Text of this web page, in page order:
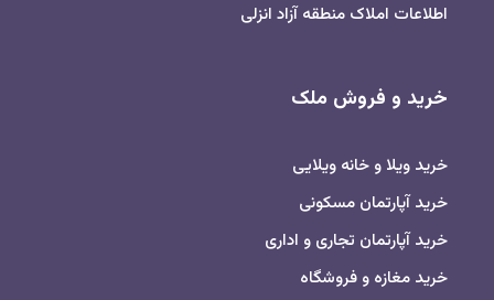
اطلاعات املاک منطقه آزاد انزلی
خرید و فروش ملک
خرید ویلا و خانه ویلایی
خرید آپارتمان مسکونی
خرید آپارتمان تجاری و اداری
خرید مغازه و فروشگاه